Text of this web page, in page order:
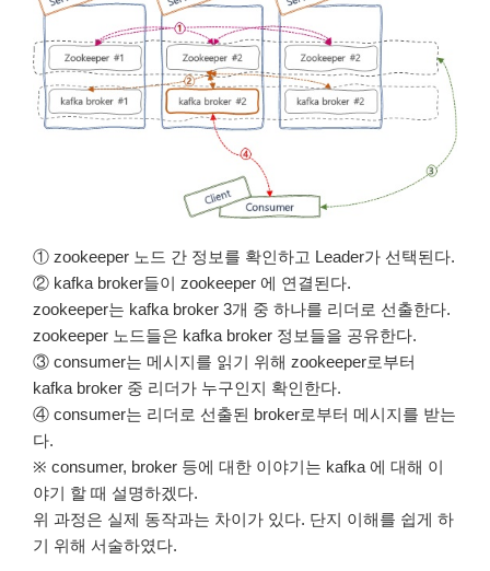
① zookeeper 노드 간 정보를 확인하고 Leader가 선택된다.
② kafka broker들이 zookeeper 에 연결된다.
zookeeper는 kafka broker 3개 중 하나를 리더로 선출한다.
zookeeper 노드들은 kafka broker 정보들을 공유한다.
③ consumer는 메시지를 읽기 위해 zookeeper로부터
kafka broker 중 리더가 누구인지 확인한다.
④ consumer는 리더로 선출된 broker로부터 메시지를 받는
다.
※ consumer, broker 등에 대한 이야기는 kafka 에 대해 이
야기 할 때 설명하겠다.
위 과정은 실제 동작과는 차이가 있다. 단지 이해를 쉽게 하
기 위해 서술하였다.